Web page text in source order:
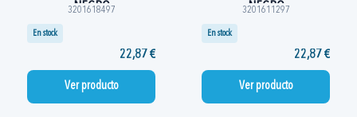
NEGRO
3201618497
En stock
22,87 €
Ver producto
NEGRO
3201611297
En stock
22,87 €
Ver producto